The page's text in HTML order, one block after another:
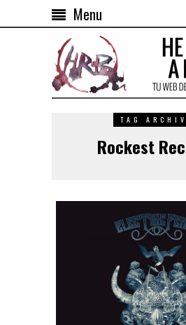
Menu
TAG
Rockest